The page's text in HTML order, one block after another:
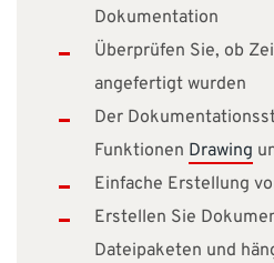
Dokumentation
Überprüfen Sie, ob
angefertigt wurden
Der
Funktionen Drawing
Einfache Erstellung
Erstellen Sie
Dateipaketen und